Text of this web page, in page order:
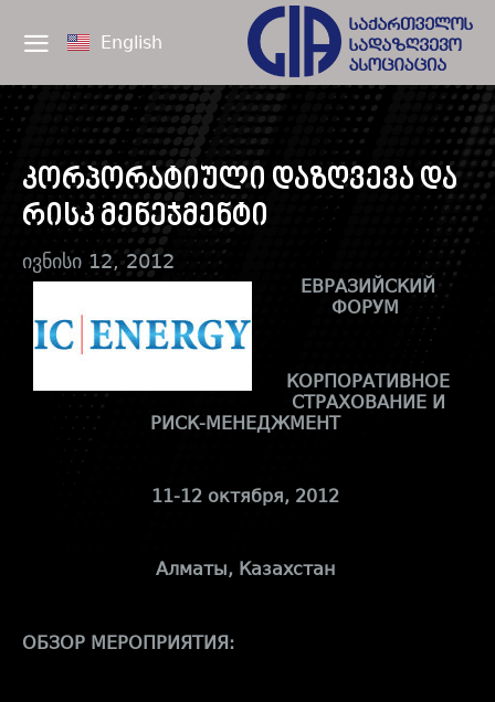
English
კორპორატიული დაზღვევა და
რისკ მენეჯმენტი
ივნისი 12, 2012
ЕВРАЗИЙСКИЙ
ФОРУМ
КОРПОРАТИВНОЕ
СТРАХОВАНИЕ И
РИСК-МЕНЕДЖМЕНТ
11-12 октября, 2012
Алматы, Казахстан
ОБЗОР МЕРОПРИЯТИЯ: